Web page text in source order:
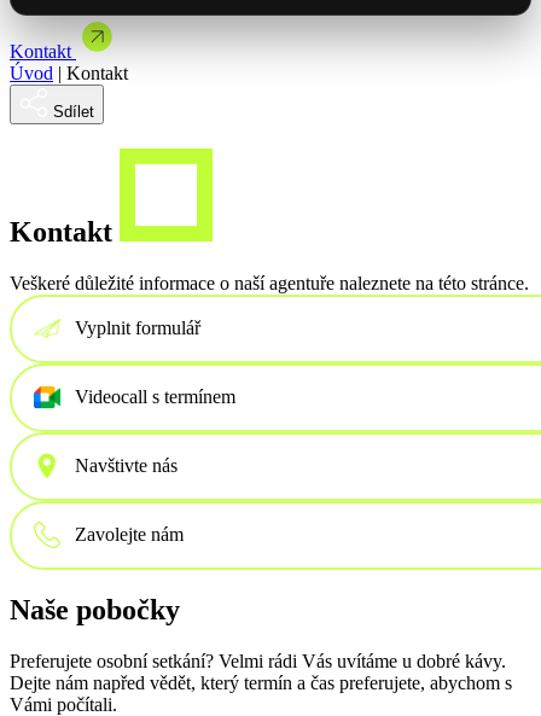
Brandová kampaň spojená s showroomem
Se Spakem jsme uvedli řadu Master na český trh
Mohlo by Vás zajímat
Mýty a mylné představy o automatizaci
Mohlo by Vás zajímat
Články & studie
Jak jsme dodali NFC vizitky pro ORLEN Slovakia
Nabídka spolupráce
Vybrat termín
Kontakt
Úvod | Kontakt
Sdílet
Kontakt
Veškeré důležité informace o naší agentuře naleznete na této stránce.
Vyplnit formulář
Videocall s termínem
Navštivte nás
Zavolejte nám
Naše pobočky
Preferujete osobní setkání? Velmi rádi Vás uvítáme u dobré kávy.
Dejte nám napřed vědět, který termín a čas preferujete, abychom s
Vámi počítali.